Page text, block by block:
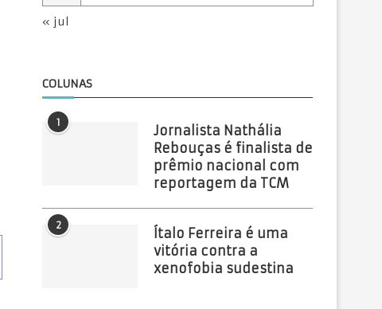
« jul
COLUNAS
1
Jornalista Nathália
Rebouças é finalista de
prêmio nacional com
reportagem da TCM
2
Ítalo Ferreira é uma
vitória contra a
xenofobia sudestina